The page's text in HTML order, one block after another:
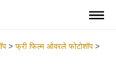
>फ्री फिल्म ओवरले फोटोशॉप>